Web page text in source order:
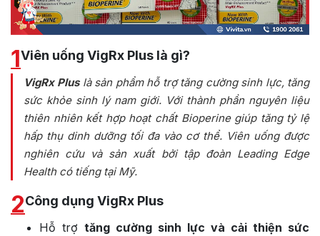
1Viên uống VigRx Plus là gì?
VigRx Pluslà sản phẩm hỗ trợ tăng cường sinh lực, tăng
sức khỏe sinh lý nam giới. Với thành phần nguyên liệu
thiên nhiên kết hợp hoạt chất Bioperine giúp tăng tỷ lệ
hấp thụ dinh dưỡng tối đa vào cơ thể. Viên uống được
nghiên cứu và sản xuất bởi tập đoàn Leading Edge
Health có tiếng tại Mỹ.
2Công dụng VigRx Plus
Hỗ trợ tăng cường sinh lực và cải thiện sức